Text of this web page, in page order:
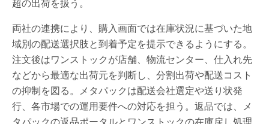
両社の連携により、購入画面では在庫状況に基づいた地
域別の配送選択肢と到着予定を提示できるようにする。
注文後はワンストックが店舗、物流センター、仕入れ先
などから最適な出荷元を判断し、分割出荷や配送コスト
の抑制を図る。メタパックは配送会社選定や送り状発
行、各市場での運用要件への対応を担う。返品では、メ